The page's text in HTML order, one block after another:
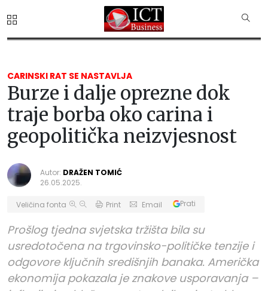
CARINSKI RAT SE NASTAVLJA
Burze i dalje oprezne dok
traje borba oko carina i
geopolitička neizvjesnost
Autor: DRAŽEN TOMIĆ
26.05.2025.
Veličina fonta Print Email Prati
Prošlog tjedna svjetska tržišta bila su
usredotočena na trgovinsko-političke tenzije i
odgovore ključnih središnjih banaka. Američka
ekonomija pokazala je znakove usporavanja –